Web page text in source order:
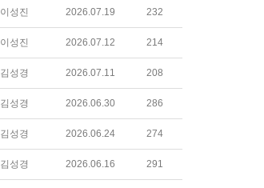
이성진 2026.07.19 232
이성진 2026.07.12 214
김성경 2026.07.11 208
김성경 2026.06.30 286
김성경 2026.06.24 274
김성경 2026.06.16 291